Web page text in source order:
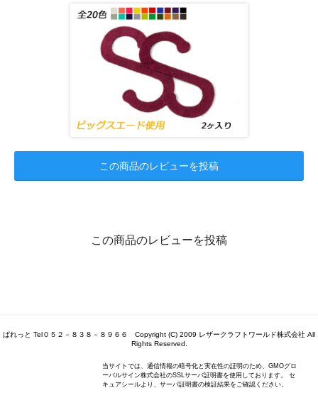
この商品のレビューを投稿
この商品のレビューを投稿
ぱれっと Tel０５２－８３８－８９６６ Copyright (C) 2009 レザークラフトワールド株式会社 All
Rights Reserved.
当サイトでは、通信情報の暗号化と実在性の証明のため、GMOグロ
ーバルサイン株式会社のSSLサーバ証明書を使用しております。 セ
キュアシールより、サーバ証明書の検証結果をご確認ください。